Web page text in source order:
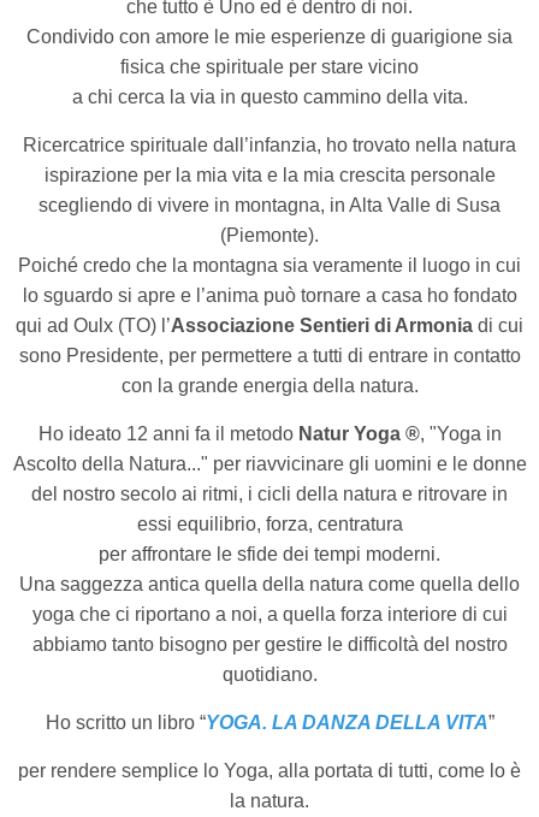
che tutto è Uno ed è dentro di noi.
Condivido con amore le mie esperienze di guarigione sia
fisica che spirituale per stare vicino
a chi cerca la via in questo cammino della vita.
Ricercatrice spirituale dall’infanzia, ho trovato nella natura
ispirazione per la mia vita e la mia crescita personale
scegliendo di vivere in montagna, in Alta Valle di Susa
(Piemonte).
Poiché credo che la montagna sia veramente il luogo in cui
lo sguardo si apre e l’anima può tornare a casa ho fondato
qui ad Oulx (TO) l’Associazione Sentieri di Armonia di cui
sono Presidente, per permettere a tutti di entrare in contatto
con la grande energia della natura.
Ho ideato 12 anni fa il metodo Natur Yoga ®, "Yoga in
Ascolto della Natura..." per riavvicinare gli uomini e le donne
del nostro secolo ai ritmi, i cicli della natura e ritrovare in
essi equilibrio, forza, centratura
per affrontare le sfide dei tempi moderni.
Una saggezza antica quella della natura come quella dello
yoga che ci riportano a noi, a quella forza interiore di cui
abbiamo tanto bisogno per gestire le difficoltà del nostro
quotidiano.
Ho scritto un libro “YOGA. LA DANZA DELLA VITA”
per rendere semplice lo Yoga, alla portata di tutti, come lo è
la natura.